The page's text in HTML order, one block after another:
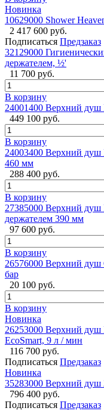
Новинка
10629000 Shower
2 417 600 руб.
Подписаться Предзаказ
32129000
держателем, ½'
11 700 руб.
В корзину
24001400 Верхний душ
449 100 руб.
В корзину
24003400 Верхний душ
460 мм
288 400 руб.
В корзину
27385000 Верхний душ
держателем 390 мм
97 600 руб.
В корзину
26576000 Верхний душ
бар
20 100 руб.
В корзину
Новинка
26253000 Верхний душ
EcoSmart, 9 л / мин
116 700 руб.
Подписаться Предзаказ
Новинка
35283000 Верхний душ
796 400 руб.
Подписаться Предзаказ